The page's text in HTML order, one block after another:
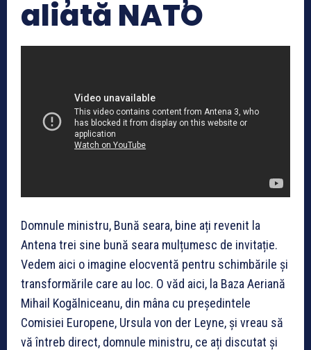
aliată NATO
Domnule ministru, Bună seara, bine ați revenit la
Antena trei sine bună seara mulțumesc de invitație.
Vedem aici o imagine elocventă pentru schimbările și
transformările care au loc. O văd aici, la Baza Aeriană
Mihail Kogălniceanu, din mâna cu președintele
Comisiei Europene, Ursula von der Leyne, și vreau să
vă întreb direct, domnule ministru, ce ați discutat și